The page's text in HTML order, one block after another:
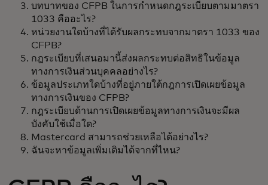
บทบาทของ CFPB ในการกำหนดกฎระเบียบตามมาตรา
1033 คืออะไร?
หน่วยงานใดบ้างที่ได้รับผลกระทบจากมาตรา 1033 ของ
CFPB?
กฎระเบียบที่เสนอมานี้ส่งผลกระทบต่อสิทธิในข้อมูล
ทางการเงินส่วนบุคคลอย่างไร?
ข้อมูลประเภทใดบ้างที่อยู่ภายใต้กฎการเปิดเผยข้อมูล
ทางการเงินของ CFPB?
กฎระเบียบด้านการเปิดเผยข้อมูลทางการเงินจะมีผล
บังคับใช้เมื่อใด?
Mastercard สามารถช่วยเหลือได้อย่างไร?
ฉันจะหาข้อมูลเพิ่มเติมได้จากที่ไหน?